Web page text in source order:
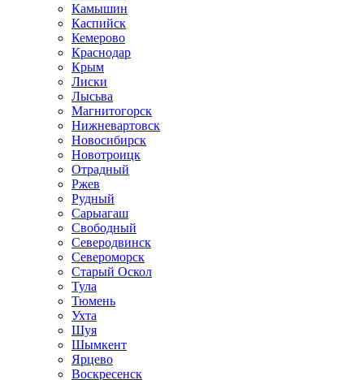
Камышин
Каспийск
Кемерово
Краснодар
Крым
Лиски
Лысьва
Магнитогорск
Нижневартовск
Новосибирск
Новотроицк
Отрадный
Ржев
Рудный
Сарыагаш
Свободный
Северодвинск
Североморск
Старый Оскол
Тула
Тюмень
Ухта
Шуя
Шымкент
Ярцево
Воскресенск